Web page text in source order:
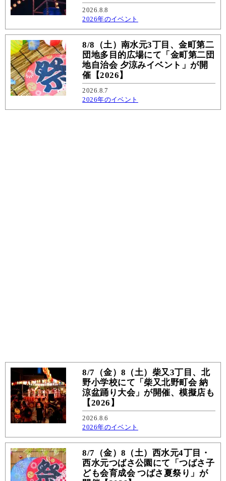
2026.8.8
2026年のイベント
8/8（土）南水元3丁目、金町第二
団地多目的広場にて「金町第二団
地自治会 夕涼みイベント」が開
催【2026】
2026.8.7
2026年のイベント
8/7（金）8（土）柴又3丁目、北
野小学校にて「柴又北野町会 納
涼盆踊り大会」が開催、模擬店も
【2026】
2026.8.6
2026年のイベント
8/7（金）8（土）西水元4丁目・
西水元つばさ公園にて「つばさ子
ども会育成会 つばさ夏祭り」が